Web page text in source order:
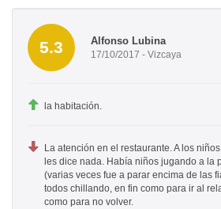
5.3 Alfonso Lubina
17/10/2017 - Vizcaya
la habitación.
La atención en el restaurante. A los
les dice nada. Había niños jugando a la
(varias veces fue a parar encima de las
todos chillando, en fin como para ir al
como para no volver.